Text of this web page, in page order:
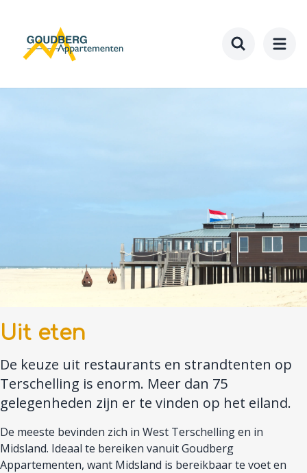
hoofdinhoud
Uit eten
De keuze uit restaurants en strandtenten op
Terschelling is enorm. Meer dan 75
gelegenheden zijn er te vinden op het eiland.
De meeste bevinden zich in West Terschelling en in
Midsland. Ideaal te bereiken vanuit Goudberg
Appartementen, want Midsland is bereikbaar te voet en